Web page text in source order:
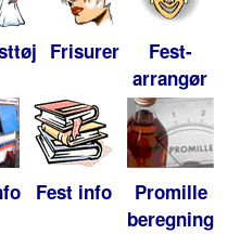
Frisurer
Fest-
arrangør
Fest info
Promille
beregning